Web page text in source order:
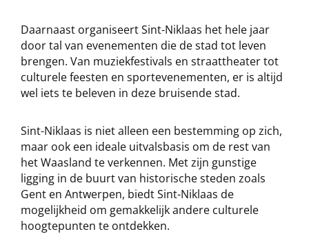
Daarnaast organiseert Sint-Niklaas het hele jaar
door tal van evenementen die de stad tot leven
brengen. Van muziekfestivals en straattheater tot
culturele feesten en sportevenementen, er is altijd
wel iets te beleven in deze bruisende stad.
Sint-Niklaas is niet alleen een bestemming op zich,
maar ook een ideale uitvalsbasis om de rest van
het Waasland te verkennen. Met zijn gunstige
ligging in de buurt van historische steden zoals
Gent en Antwerpen, biedt Sint-Niklaas de
mogelijkheid om gemakkelijk andere culturele
hoogtepunten te ontdekken.